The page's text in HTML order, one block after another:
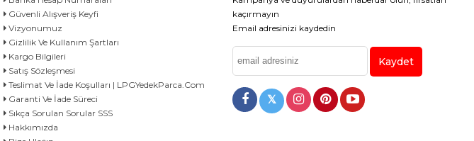
Güvenli Alışveriş Keyfi
Vizyonumuz
Gizlilik Ve Kullanım Şartları
Kargo Bilgileri
Satış Sözleşmesi
Teslimat Ve İade Koşulları | LPGYedekParca.com
Garanti Ve İade Süreci
Sıkça Sorulan Sorular SSS
Hakkımızda
kaçırmayın
Email adresinizi kaydedin
Kaydet
𝕏